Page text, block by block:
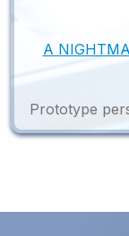
A
Prototype